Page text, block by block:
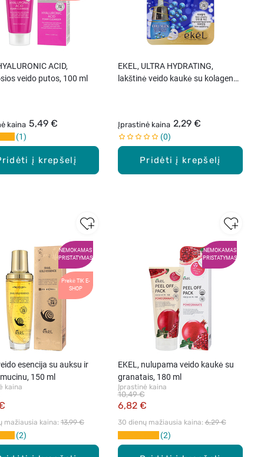
į krepšelį
ACID,
veido putos, 100 ml
kaina 5,49 €
1
Pridėti į krepšelį
EKEL, ULTRA HYDRATING,
lakštinė veido kaukė su kolagenu,
Įprastinė kaina 2,29 €
0
NEMOKAMAS
PRISTATYMAS
Prekė TIK E-
SHOP
esencija su auksu ir
150 ml
kaina
mažiausia kaina: 13,99 €
2
NEMOKAMAS
PRISTATYMAS
EKEL, nulupama veido kaukė su
granatais, 180 ml
Įprastinė kaina
6,82 €
10,49 €
30 dienų mažiausia kaina: 6,29 €
2